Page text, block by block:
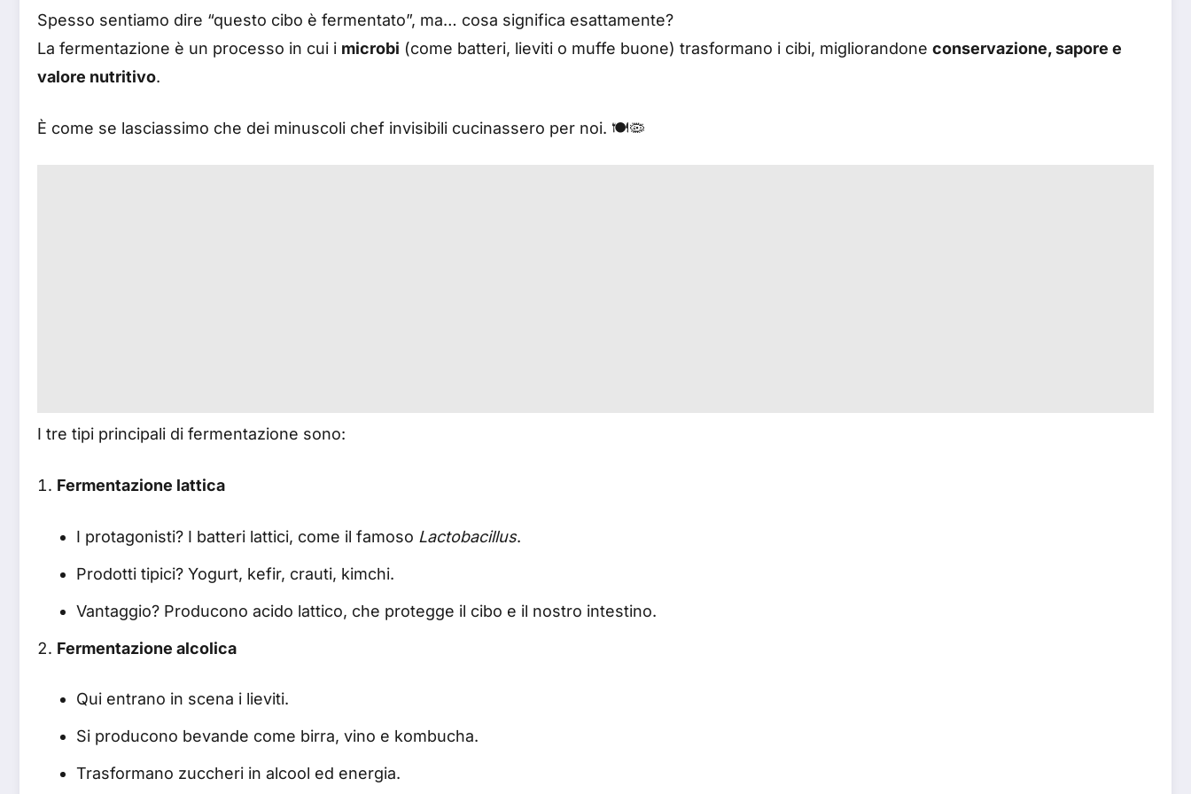
Spesso sentiamo dire “questo cibo è fermentato”, ma… cosa significa esattamente?
La fermentazione è un processo in cui i microbi (come batteri, lieviti o muffe buone) trasformano i cibi, migliorandone conservazione, sapore e
valore nutritivo.
È come se lasciassimo che dei minuscoli chef invisibili cucinassero per noi. 🍽️🦠
I tre tipi principali di fermentazione sono:
Fermentazione lattica
I protagonisti? I batteri lattici, come il famoso Lactobacillus.
Prodotti tipici? Yogurt, kefir, crauti, kimchi.
Vantaggio? Producono acido lattico, che protegge il cibo e il nostro intestino.
Fermentazione alcolica
Qui entrano in scena i lieviti.
Si producono bevande come birra, vino e kombucha.
Trasformano zuccheri in alcool ed energia.